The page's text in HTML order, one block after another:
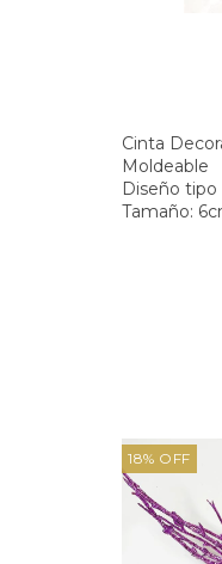
Cinta
Moldeable
Diseño tipo
Tamaño:
18% OFF